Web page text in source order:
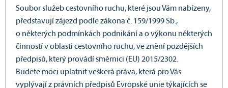
Soubor služeb cestovního ruchu, které jsou Vám nabízeny,
představují zájezd podle zákona č. 159/1999 Sb.,
o některých podmínkách podnikání a o výkonu některých
činností v oblasti cestovního ruchu, ve znění pozdějších
předpisů, který provádí směrnici (EU) 2015/2302.
Budete moci uplatnit veškerá práva, která pro Vás
vyplývají z právních předpisů Evropské unie týkajících se